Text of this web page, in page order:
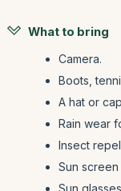
What to bring
Camera.
Boots,
A hat or
Rain wear
Insect
Sun screen